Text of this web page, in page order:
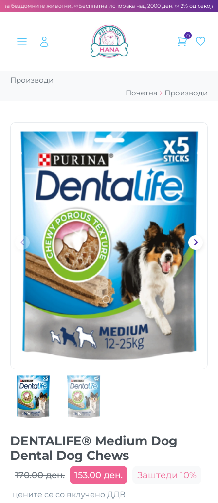
бездомните животни. ‹‹‹ Бесплатна испорака над 2000 ден. ››› 2% од секоја
0
Производи
Почетна
Производи
DENTALIFE® Medium Dog
Dental Dog Chews
170.00 ден. 153.00 ден. Заштеди 10%
цените се со вклучено ДДВ